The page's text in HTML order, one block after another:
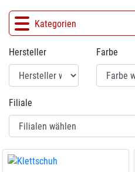
Kategorien
Hersteller Farbe
Filiale